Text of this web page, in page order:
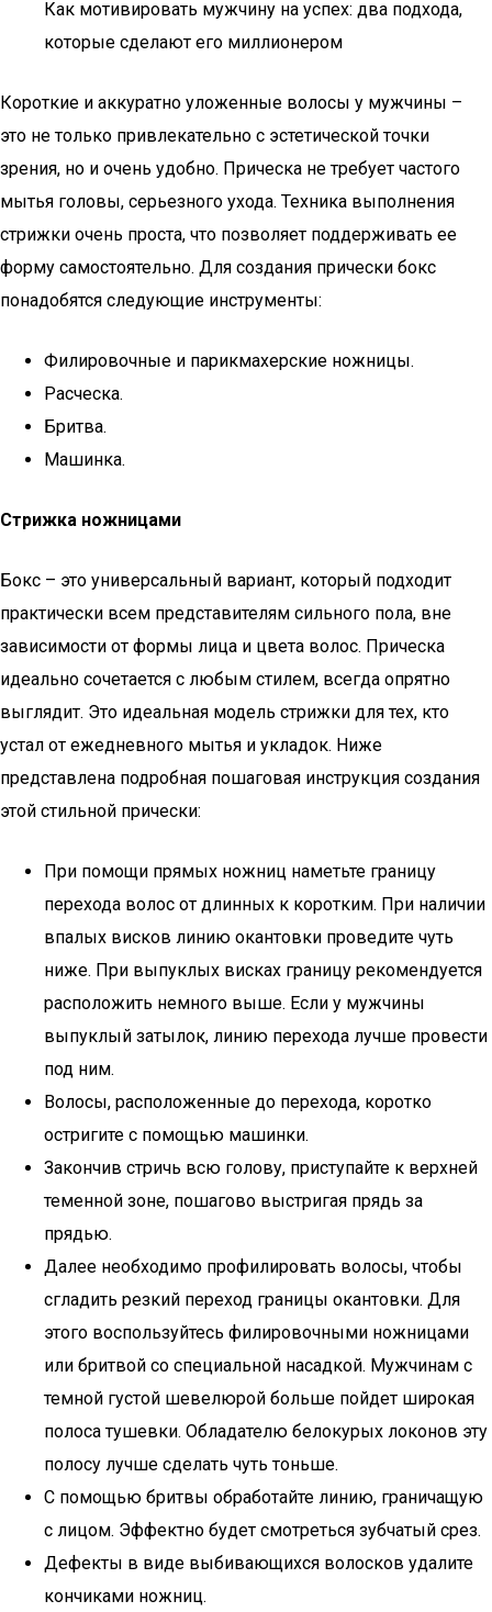
Как мотивировать мужчину на успех: два подхода,
которые сделают его миллионером
Короткие и аккуратно уложенные волосы у мужчины –
это не только привлекательно с эстетической точки
зрения, но и очень удобно. Прическа не требует частого
мытья головы, серьезного ухода. Техника выполнения
стрижки очень проста, что позволяет поддерживать ее
форму самостоятельно. Для создания прически бокс
понадобятся следующие инструменты:
Филировочные и парикмахерские ножницы.
Расческа.
Бритва.
Машинка.
Стрижка ножницами
Бокс – это универсальный вариант, который подходит
практически всем представителям сильного пола, вне
зависимости от формы лица и цвета волос. Прическа
идеально сочетается с любым стилем, всегда опрятно
выглядит. Это идеальная модель стрижки для тех, кто
устал от ежедневного мытья и укладок. Ниже
представлена подробная пошаговая инструкция создания
этой стильной прически:
При помощи прямых ножниц наметьте границу
перехода волос от длинных к коротким. При наличии
впалых висков линию окантовки проведите чуть
ниже. При выпуклых висках границу рекомендуется
расположить немного выше. Если у мужчины
выпуклый затылок, линию перехода лучше провести
под ним.
Волосы, расположенные до перехода, коротко
остригите с помощью машинки.
Закончив стричь всю голову, приступайте к верхней
теменной зоне, пошагово выстригая прядь за
прядью.
Далее необходимо профилировать волосы, чтобы
сгладить резкий переход границы окантовки. Для
этого воспользуйтесь филировочными ножницами
или бритвой со специальной насадкой. Мужчинам с
темной густой шевелюрой больше пойдет широкая
полоса тушевки. Обладателю белокурых локонов эту
полосу лучше сделать чуть тоньше.
С помощью бритвы обработайте линию, граничащую
с лицом. Эффектно будет смотреться зубчатый срез.
Дефекты в виде выбивающихся волосков удалите
кончиками ножниц.